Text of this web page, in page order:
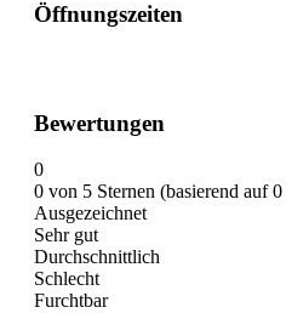
Öffnungszeiten
Bewertungen
0
0 von 5 Sternen (basierend auf
Ausgezeichnet
Sehr gut
Durchschnittlich
Schlecht
Furchtbar